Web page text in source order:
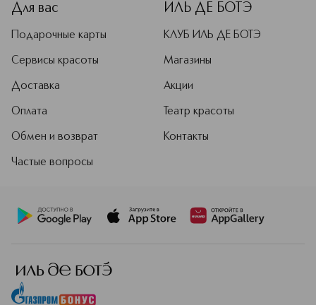
Для вас
Подарочные карты
Сервисы красоты
Доставка
Оплата
Обмен и возврат
Частые вопросы
ИЛЬ ДЕ БОТЭ
КЛУБ ИЛЬ ДЕ БОТЭ
Магазины
Акции
Театр красоты
Контакты